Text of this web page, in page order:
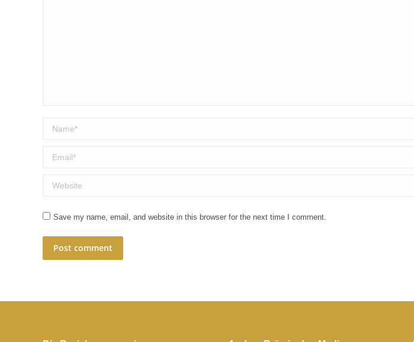
Name *
Email *
Website
Save my name, email, and website in this browser for the next time I comment.
Post comment